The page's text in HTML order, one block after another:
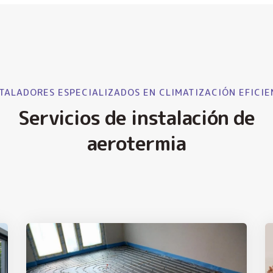
ESPECIALIZADOS EN CLIMATIZACIÓN
Servicios de instalación de
aerotermia